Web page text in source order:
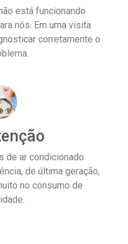
está funcionando
nós. Em uma visita
corretamente o
de ar condicionado
de última geração,
no consumo de